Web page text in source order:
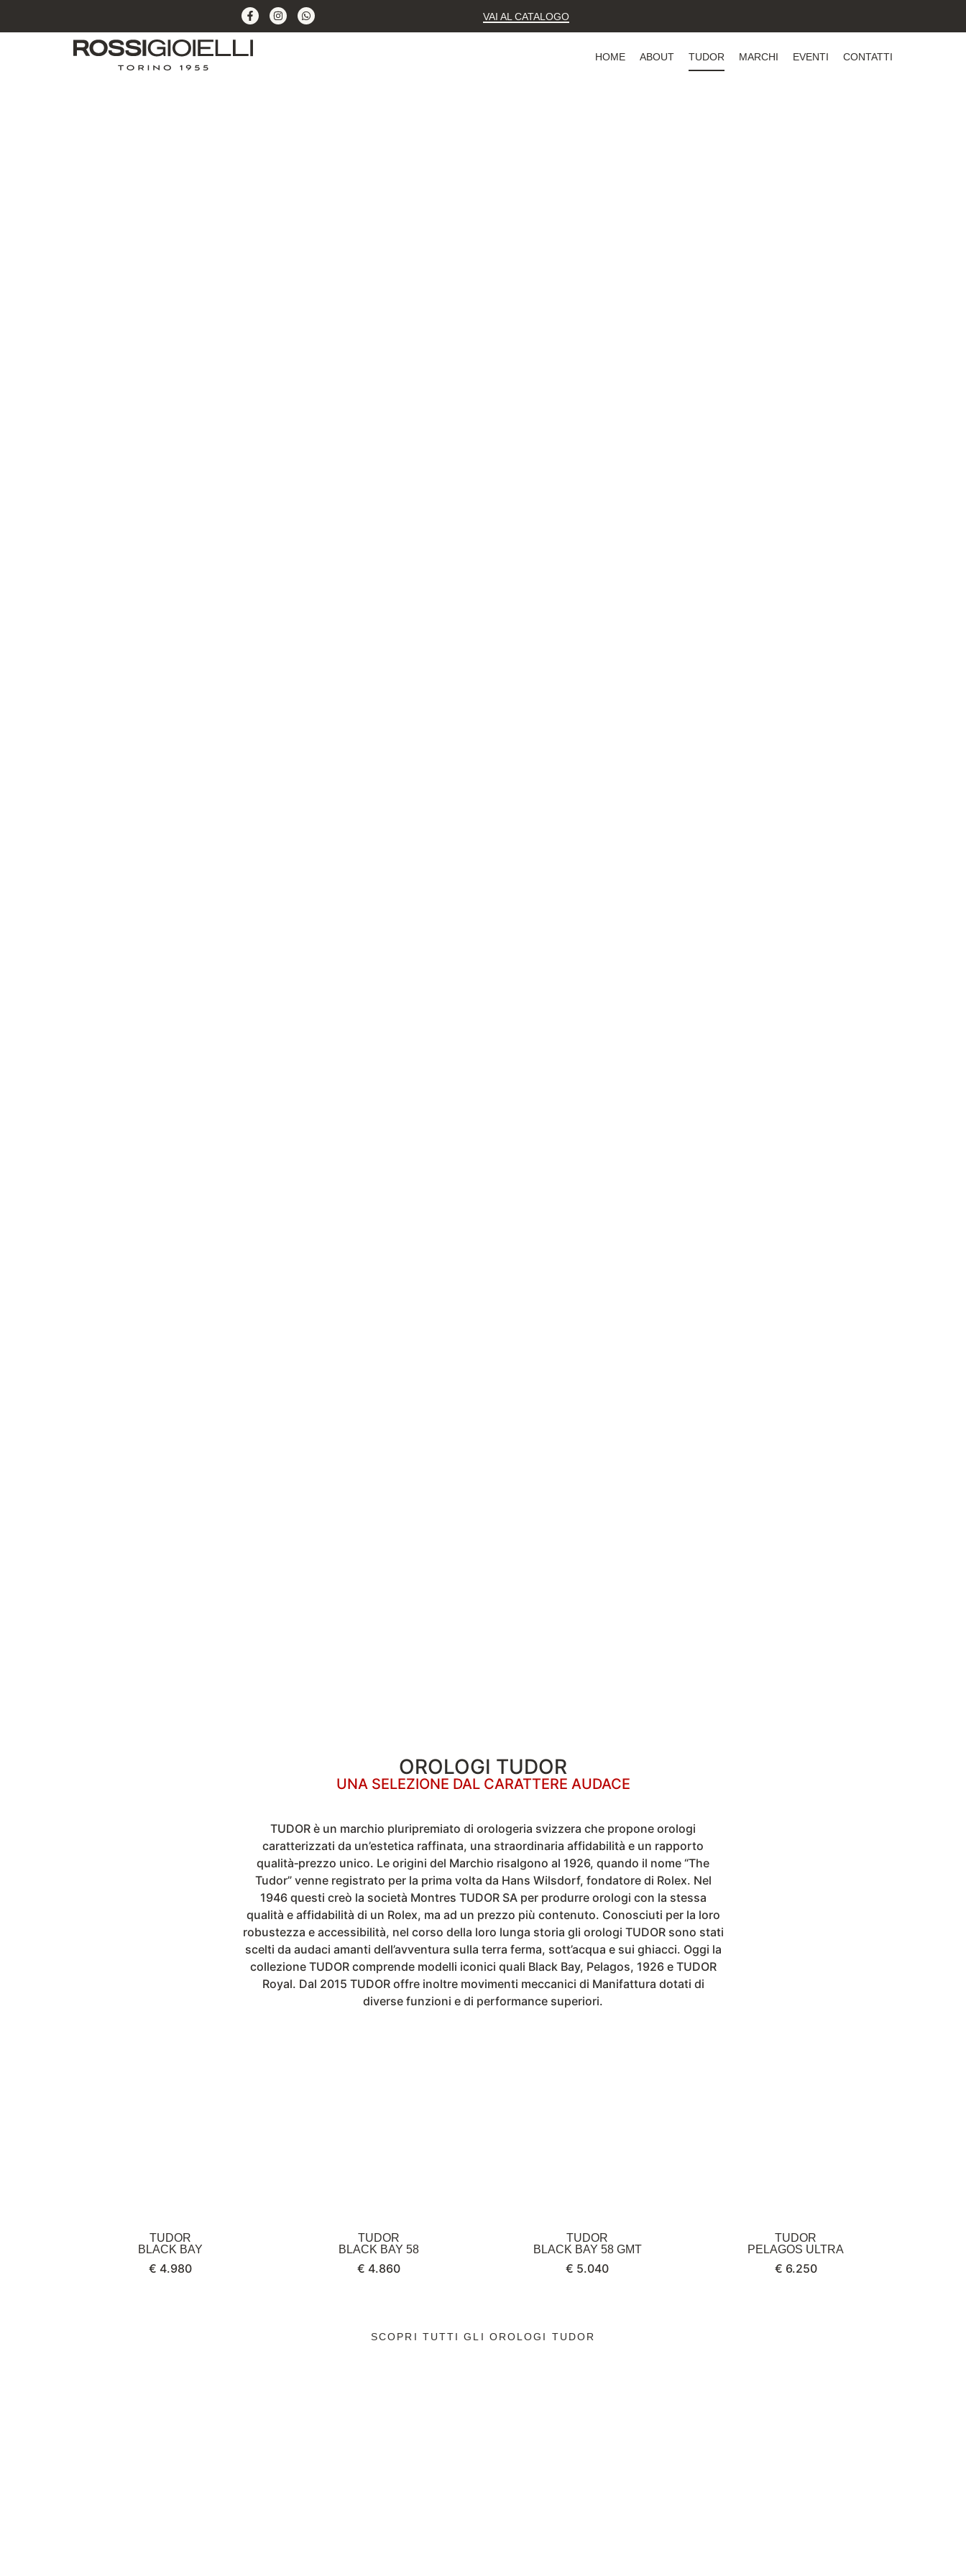
VAI AL CATALOGO
HOME ABOUT TUDOR MARCHI EVENTI CONTATTI
OROLOGI TUDOR
UNA SELEZIONE DAL CARATTERE AUDACE
TUDOR è un marchio pluripremiato di orologeria svizzera che propone orologi
caratterizzati da un’estetica raffinata, una straordinaria affidabilità e un rapporto
qualità‑prezzo unico. Le origini del Marchio risalgono al 1926, quando il nome “The
Tudor” venne registrato per la prima volta da Hans Wilsdorf, fondatore di Rolex. Nel
1946 questi creò la società Montres TUDOR SA per produrre orologi con la stessa
qualità e affidabilità di un Rolex, ma ad un prezzo più contenuto. Conosciuti per la loro
robustezza e accessibilità, nel corso della loro lunga storia gli orologi TUDOR sono stati
scelti da audaci amanti dell’avventura sulla terra ferma, sott’acqua e sui ghiacci. Oggi la
collezione TUDOR comprende modelli iconici quali Black Bay, Pelagos, 1926 e TUDOR
Royal. Dal 2015 TUDOR offre inoltre movimenti meccanici di Manifattura dotati di
diverse funzioni e di performance superiori.
TUDOR
BLACK BAY
€ 4.980
TUDOR
BLACK BAY 58
€ 4.860
TUDOR
BLACK BAY 58 GMT
€ 5.040
TUDOR
PELAGOS ULTRA
€ 6.250
SCOPRI TUTTI GLI OROLOGI TUDOR